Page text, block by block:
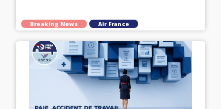
Breaking News Air France